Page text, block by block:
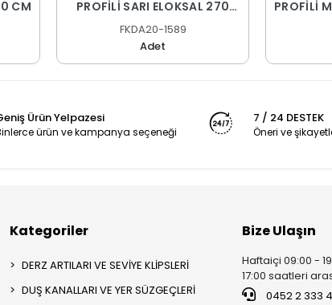
CM
PROFİLİ SARI ELOKSAL 270
FKDA20-1589
Adet
Ürün Yelpazesi
ürün ve kampanya seçeneği
7 / 24 DESTEK
Öneri ve
Kategoriler
DERZ ARTILARI VE SEVİYE KLİPSLERİ
DUŞ KANALLARI VE YER SÜZGEÇLERİ
Bize Ulaşın
Haftaiçi 09:00 -
17:00 saatleri
0452 2 333